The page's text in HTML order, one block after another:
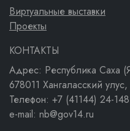
Виртуальные выставки
Проекты
КОНТАКТЫ
Адрес: Республика Саха
678011 Хангаласский
Телефон: +7 (41144) 24-148
e-mail: nb@gov14.ru